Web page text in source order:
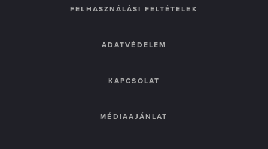
FELHASZNÁLÁSI FELTÉTELEK
ADATVÉDELEM
KAPCSOLAT
MÉDIAAJÁNLAT